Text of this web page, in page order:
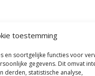
toestemming
en soortgelijke functies voor
gegevens. Dit omvat
derden, statistische analyse,
en